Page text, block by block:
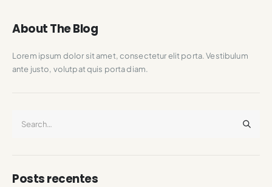
About The Blog
Lorem ipsum dolor sit amet, consectetur elit porta. Vestibulum
ante justo, volutpat quis porta diam.
Posts recentes